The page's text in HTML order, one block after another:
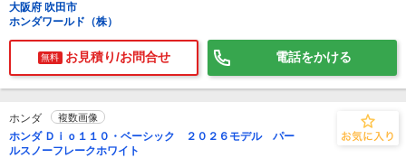
大阪府 吹田市
ホンダワールド（株）
無料 お見積り/お問合せ 電話をかける
ホンダ 複数画像
ホンダ Ｄｉｏ１１０・ベーシック ２０２６モデル パー
ルスノーフレークホワイト